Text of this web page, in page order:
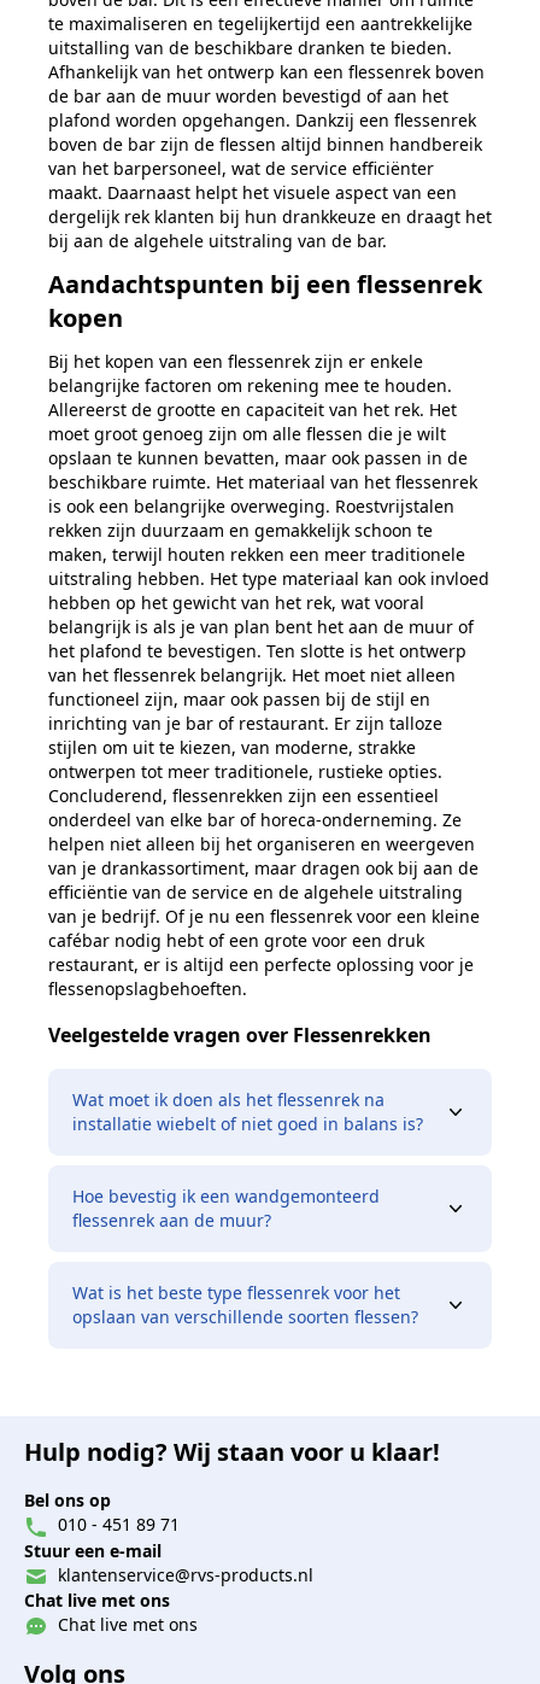
te maximaliseren en tegelijkertijd een aantrekkelijke
uitstalling van de beschikbare dranken te bieden.
Afhankelijk van het ontwerp kan een flessenrek boven
de bar aan de muur worden bevestigd of aan het
plafond worden opgehangen. Dankzij een flessenrek
boven de bar zijn de flessen altijd binnen handbereik
van het barpersoneel, wat de service efficiënter
maakt. Daarnaast helpt het visuele aspect van een
dergelijk rek klanten bij hun drankkeuze en draagt het
bij aan de algehele uitstraling van de bar.
Aandachtspunten bij een flessenrek
kopen
Bij het kopen van een flessenrek zijn er enkele
belangrijke factoren om rekening mee te houden.
Allereerst de grootte en capaciteit van het rek. Het
moet groot genoeg zijn om alle flessen die je wilt
opslaan te kunnen bevatten, maar ook passen in de
beschikbare ruimte. Het materiaal van het flessenrek
is ook een belangrijke overweging. Roestvrijstalen
rekken zijn duurzaam en gemakkelijk schoon te
maken, terwijl houten rekken een meer traditionele
uitstraling hebben. Het type materiaal kan ook invloed
hebben op het gewicht van het rek, wat vooral
belangrijk is als je van plan bent het aan de muur of
het plafond te bevestigen. Ten slotte is het ontwerp
van het flessenrek belangrijk. Het moet niet alleen
functioneel zijn, maar ook passen bij de stijl en
inrichting van je bar of restaurant. Er zijn talloze
stijlen om uit te kiezen, van moderne, strakke
ontwerpen tot meer traditionele, rustieke opties.
Concluderend, flessenrekken zijn een essentieel
onderdeel van elke bar of horeca-onderneming. Ze
helpen niet alleen bij het organiseren en weergeven
van je drankassortiment, maar dragen ook bij aan de
efficiëntie van de service en de algehele uitstraling
van je bedrijf. Of je nu een flessenrek voor een kleine
cafébar nodig hebt of een grote voor een druk
restaurant, er is altijd een perfecte oplossing voor je
flessenopslagbehoeften.
Veelgestelde vragen over Flessenrekken
Wat moet ik doen als het flessenrek na
installatie wiebelt of niet goed in balans is?
Hoe bevestig ik een wandgemonteerd
flessenrek aan de muur?
Wat is het beste type flessenrek voor het
opslaan van verschillende soorten flessen?
Hulp nodig? Wij staan voor u klaar!
Bel ons op
010 - 451 89 71
Stuur een e-mail
klantenservice@rvs-products.nl
Chat live met ons
Chat live met ons
Volg ons